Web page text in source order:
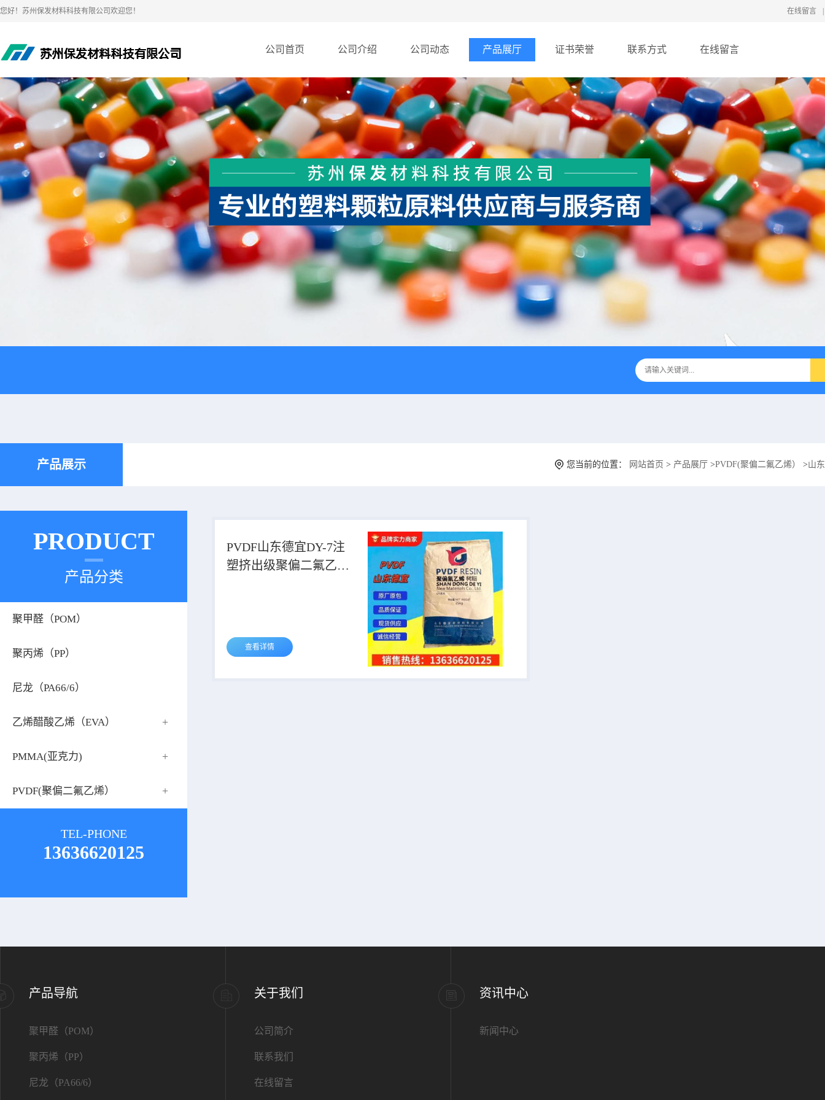
您好！苏州保发材料科技有限公司欢迎您！ 在线留言
公司首页 公司介绍 公司动态 产品展厅 证书荣誉 联系方式 在线留言
产品展示 您当前的位置： 网站首页 > 产品展厅 >PVDF(聚偏二氟乙烯） >山
PRODUCT
产品分类
聚甲醛（POM）
聚丙烯（PP）
尼龙（PA66/6）
乙烯醋酸乙烯（EVA） +
PMMA(亚克力) +
PVDF(聚偏二氟乙烯） +
TEL-PHONE
13636620125
PVDF山东德宜DY-7注
塑挤出级聚偏二氟乙烯
查看详情
产品导航
聚甲醛（POM）
聚丙烯（PP）
尼龙（PA66/6）
关于我们
公司简介
联系我们
在线留言
资讯中心
新闻中心